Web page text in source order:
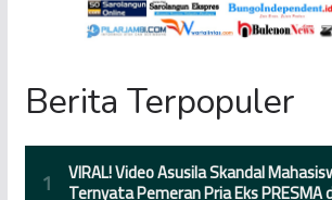
Berita Terpopuler